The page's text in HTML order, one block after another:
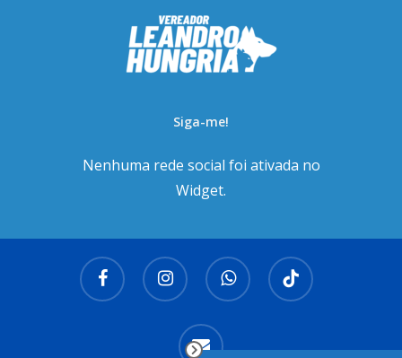
Siga-me!
Nenhuma rede social foi ativada no
Widget.
facebook instagram whatsapp tiktok
email